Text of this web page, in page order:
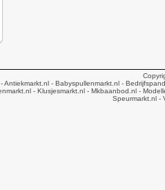
- Antiekmarkt.nl - Babyspullenmarkt.nl -
- Klusjesmarkt.nl - Mkbaanbod.nl -
Speurmarkt.nl -